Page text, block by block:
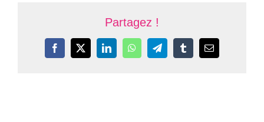
Partagez !
Facebook
X LinkedInWhatsAppTelegramTumblrEmail